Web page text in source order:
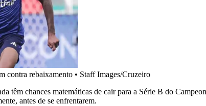
contra rebaixamento • Staff Images/Cruzeiro
têm chances matemáticas de cair para a Série B do
antes de se enfrentarem.